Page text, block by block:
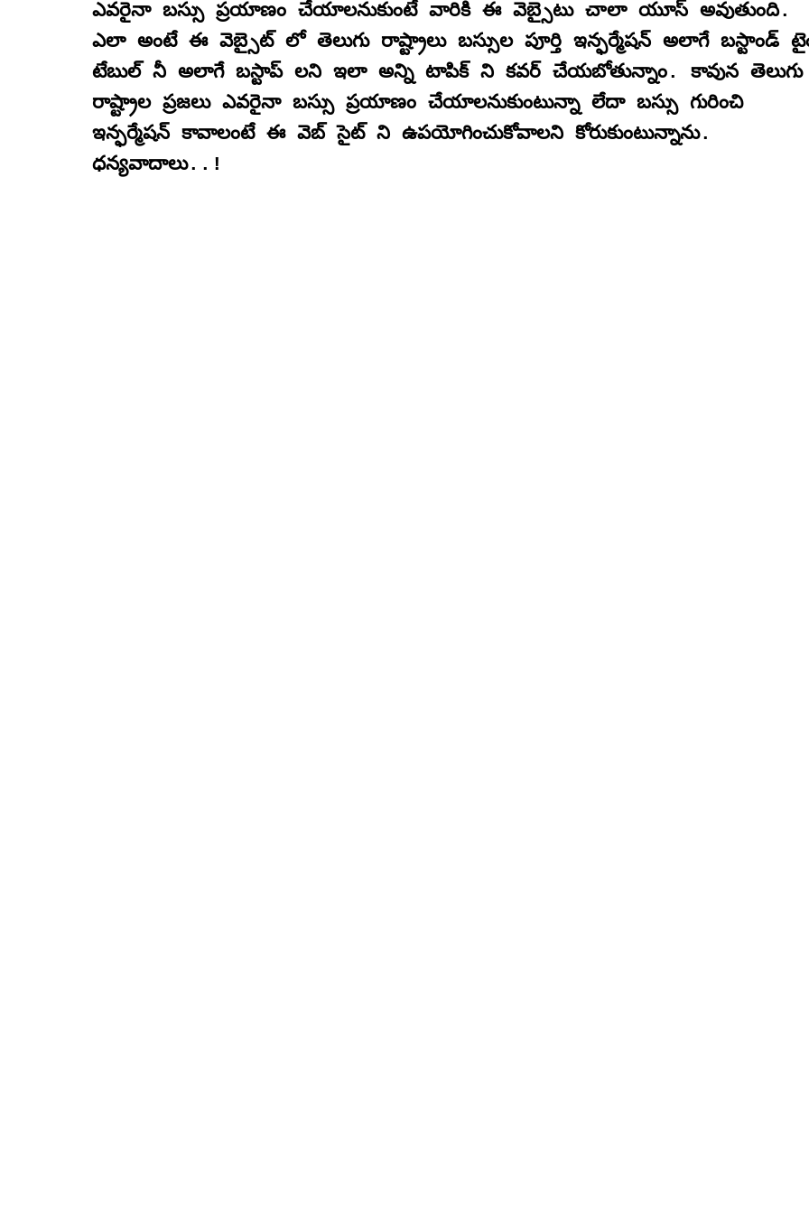
ఎవరైనా బస్సు ప్రయాణం చేయాలనుకుంటే వారికి ఈ వెబ్సైటు చాలా యూస్ అవుతుంది.
ఎలా అంటే ఈ వెబ్సైట్ లో తెలుగు రాష్ట్రాలు బస్సుల పూర్తి ఇన్ఫర్మేషన్ అలాగే బస్టాండ్
టేబుల్ నీ అలాగే బస్టాప్ లని ఇలా అన్ని టాపిక్ ని కవర్ చేయబోతున్నాం. కావున తెలుగు
రాష్ట్రాల ప్రజలు ఎవరైనా బస్సు ప్రయాణం చేయాలనుకుంటున్నా లేదా బస్సు గురించి
ఇన్ఫర్మేషన్ కావాలంటే ఈ వెబ్ సైట్ ని ఉపయోగించుకోవాలని కోరుకుంటున్నాను.
ధన్యవాదాలు..!